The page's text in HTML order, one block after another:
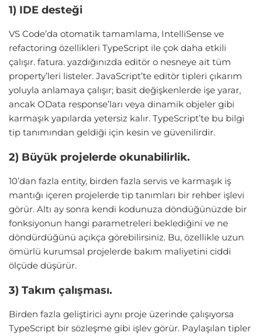
1) IDE desteği
VS Code’da otomatik tamamlama, IntelliSense ve
refactoring özellikleri TypeScript ile çok daha etkili
çalışır. fatura. yazdığınızda editör o nesneye ait tüm
property’leri listeler. JavaScript’te editör tipleri çıkarım
yoluyla anlamaya çalışır; basit değişkenlerde işe yarar,
ancak OData response’ları veya dinamik objeler gibi
karmaşık yapılarda yetersiz kalır. TypeScript’te bu bilgi
tip tanımından geldiği için kesin ve güvenilirdir.
2) Büyük projelerde okunabilirlik.
10’dan fazla entity, birden fazla servis ve karmaşık iş
mantığı içeren projelerde tip tanımları bir rehber işlevi
görür. Altı ay sonra kendi kodunuza döndüğünüzde bir
fonksiyonun hangi parametreleri beklediğini ve ne
döndürdüğünü açıkça görebilirsiniz. Bu, özellikle uzun
ömürlü kurumsal projelerde bakım maliyetini ciddi
ölçüde düşürür.
3) Takım çalışması.
Birden fazla geliştirici aynı proje üzerinde çalışıyorsa
TypeScript bir sözleşme gibi işlev görür. Paylaşılan tipler